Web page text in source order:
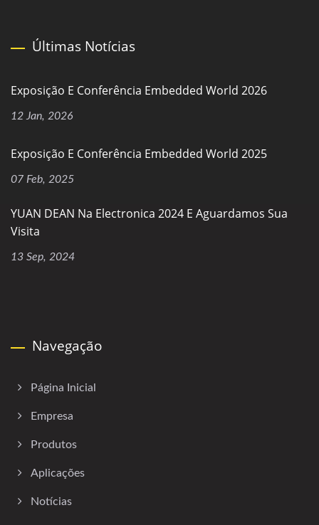
Últimas Notícias
Exposição E Conferência Embedded World 2026
12 Jan, 2026
Exposição E Conferência Embedded World 2025
07 Feb, 2025
YUAN DEAN Na Electronica 2024 E Aguardamos Sua
Visita
13 Sep, 2024
Navegação
Página Inicial
Empresa
Produtos
Aplicações
Notícias